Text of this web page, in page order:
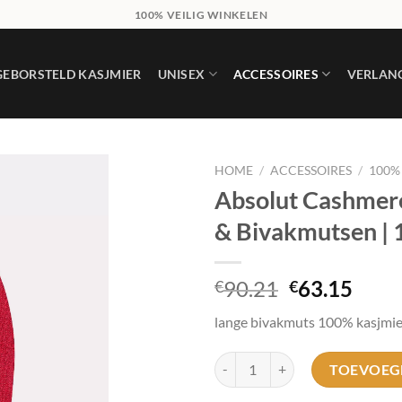
100% VEILIG WINKELEN
KASJMIER UNISEX ACCESSOIRES
HOME / ACCESSOIRES /
Absolut
& Bivakmutsen |
€90.21
was:
€90.21.
€63.15
is:
lange bivakmuts 100%
Absolut Cashmere